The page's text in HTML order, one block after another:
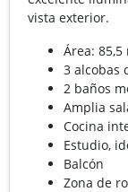
vista exterior.
Área:
3 alcobas
2 baños
Amplia
Cocina
Estudio,
Balcón
Zona de